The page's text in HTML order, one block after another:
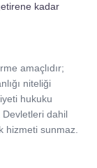
kadar
amaçlıdır;
niteliği
hukuku
Devletleri dahil
hizmeti sunmaz.